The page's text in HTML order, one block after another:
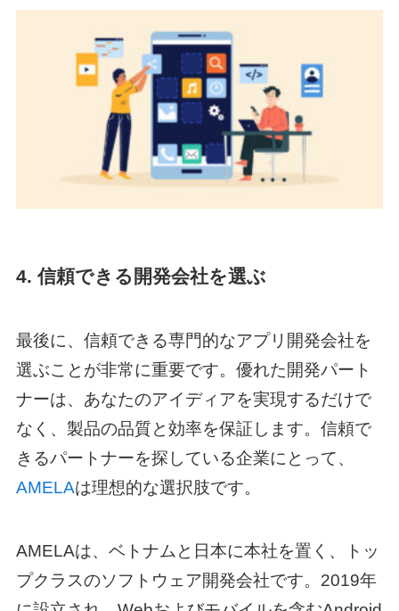
4. 信頼できる開発会社を選ぶ
最後に、信頼できる専門的なアプリ開発会社を
選ぶことが非常に重要です。優れた開発パート
ナーは、あなたのアイディアを実現するだけで
なく、製品の品質と効率を保証します。信頼で
きるパートナーを探している企業にとって、
AMELAは理想的な選択肢です。
AMELAは、ベトナムと日本に本社を置く、トッ
プクラスのソフトウェア開発会社です。2019年